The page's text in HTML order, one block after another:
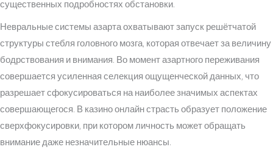
существенных подробностях обстановки.
Невральные системы азарта охватывают запуск решётчатой
структуры стебля головного мозга, которая отвечает за величину
бодрствования и внимания. Во момент азартного переживания
совершается усиленная селекция ощущенческой данных, что
разрешает сфокусироваться на наиболее значимых аспектах
совершающегося. В казино онлайн страсть образует положение
сверхфокусировки, при котором личность может обращать
внимание даже незначительные нюансы.